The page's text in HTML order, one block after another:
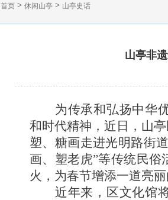
首页 > 休闲山亭 > 山亭史话
山亭非
为传承和弘扬中华
和时代精神，近日，山
塑、糖画走进光明路街
画、塑老虎”等传统民
火，为春节增添一道亮丽
近年来，区文化馆